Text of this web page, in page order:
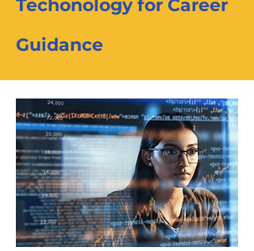
Techonology for Career
Guidance